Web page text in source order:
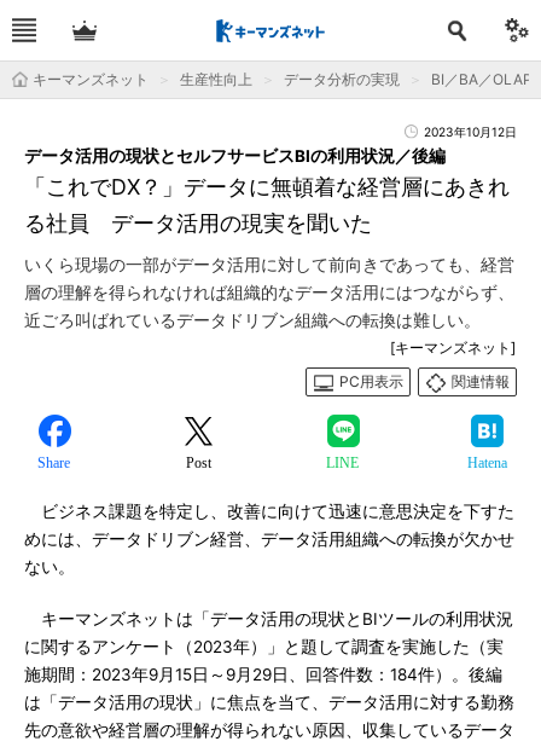
キーマンズネット 生産性向上 データ分析の実現 BI／BA／OLAP
2023年10月12日
「これでDX？」データに無頓着な経営層にあきれ
る社員 データ活用の現実を聞いた
データ活用の現状とセルフサービスBIの利用状況／後編
いくら現場の一部がデータ活用に対して前向きであっても、経営
層の理解を得られなければ組織的なデータ活用にはつながらず、
近ごろ叫ばれているデータドリブン組織への転換は難しい。
[キーマンズネット]
PC用表示
関連情報
Share Post LINE Hatena
ビジネス課題を特定し、改善に向けて迅速に意思決定を下すた
めには、データドリブン経営、データ活用組織への転換が欠かせ
ない。
キーマンズネットは「データ活用の現状とBIツールの利用状況
に関するアンケート（2023年）」と題して調査を実施した（実
施期間：2023年9月15日～9月29日、回答件数：184件）。後編
は「データ活用の現状」に焦点を当て、データ活用に対する勤務
先の意欲や経営層の理解が得られない原因、収集しているデータ